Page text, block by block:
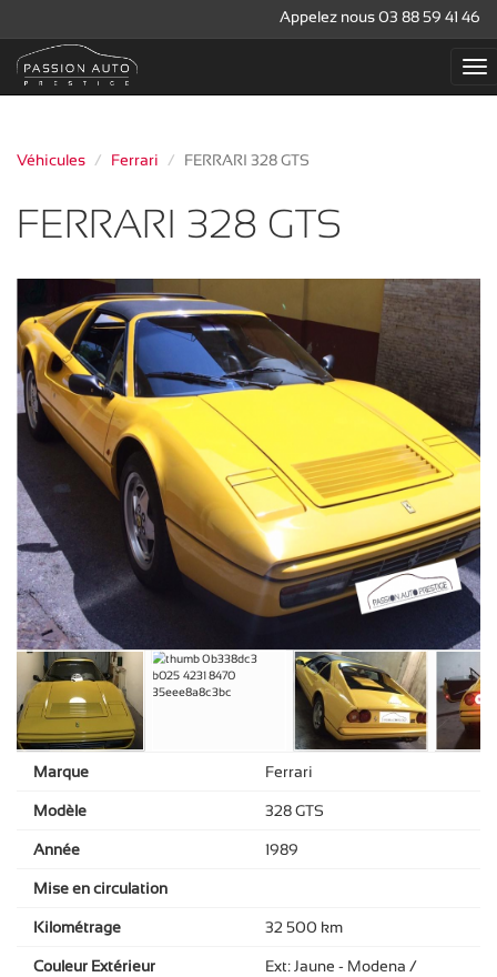
Appelez nous 03 88 59 41 46
Véhicules Ferrari FERRARI 328 GTS
FERRARI 328 GTS
Marque Ferrari
Modèle 328 GTS
Année 1989
Mise en circulation
Kilométrage 32 500 km
Couleur Extérieur
Ext: Jaune - Modena /